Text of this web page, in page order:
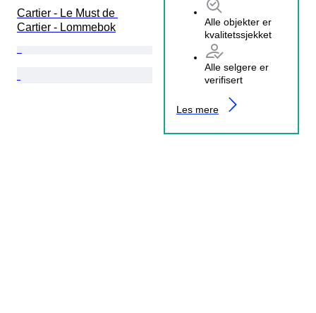
Alle objekter er
kvalitetssjekket
Alle selgere er
verifisert
Les mere
Cartier - Le Must de
Cartier - Lommebok